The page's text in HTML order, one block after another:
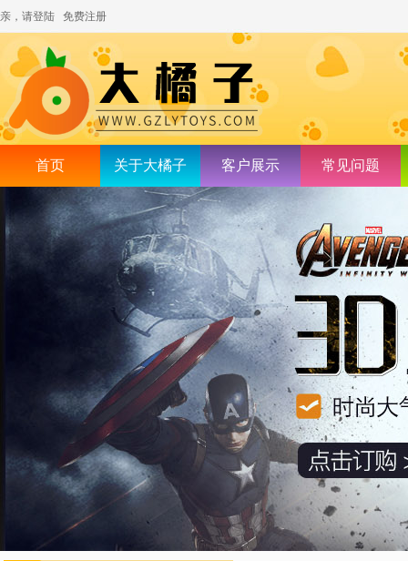
亲，请登陆 免费注册
首页 关于大橘子 客户展示 常见问题